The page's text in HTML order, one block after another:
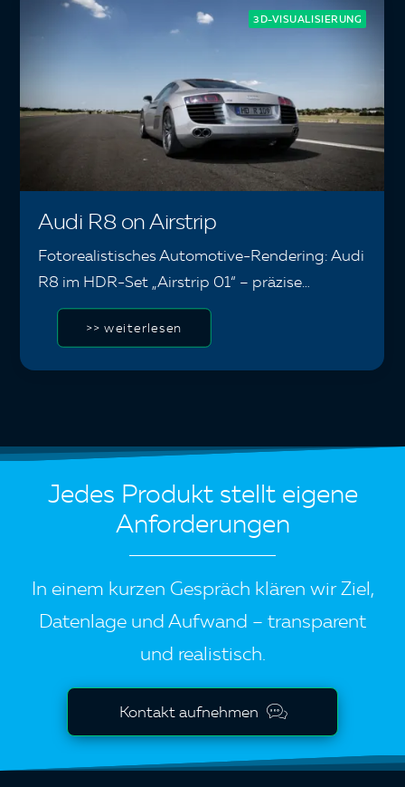
3D-VISUALISIERUNG
Audi R8 on Airstrip
Fotorealistisches Automotive-Rendering: Audi
R8 im HDR-Set „Airstrip 01“ – präzise…
>> weiterlesen
Jedes Produkt stellt eigene
Anforderungen
In einem kurzen Gespräch klären wir Ziel,
Datenlage und Aufwand – transparent
und realistisch.
Kontakt aufnehmen